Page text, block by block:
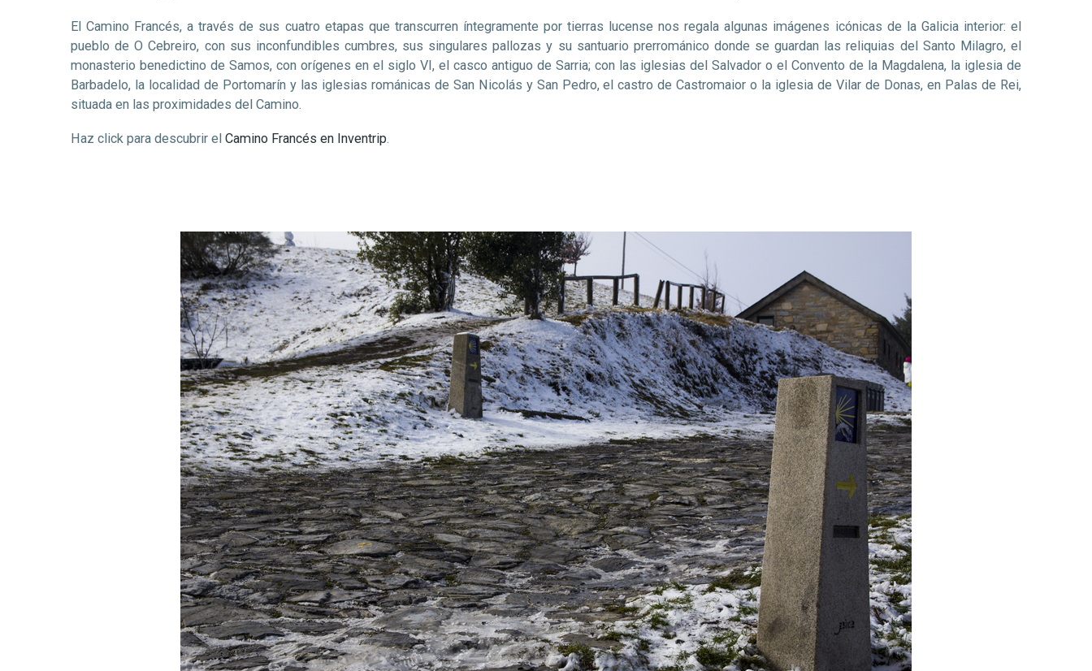
El Camino Francés, a través de sus cuatro etapas que transcurren íntegramente por tierras lucense nos regala algunas imágenes icónicas de la Galicia interior: el
pueblo de O Cebreiro, con sus inconfundibles cumbres, sus singulares pallozas y su santuario prerrománico donde se guardan las reliquias del Santo Milagro, el
monasterio benedictino de Samos, con orígenes en el siglo VI, el casco antiguo de Sarria; con las iglesias del Salvador o el Convento de la Magdalena, la iglesia de
Barbadelo, la localidad de Portomarín y las iglesias románicas de San Nicolás y San Pedro, el castro de Castromaior o la iglesia de Vilar de Donas, en Palas de Rei,
situada en las proximidades del Camino.
Haz click para descubrir el Camino Francés en Inventrip.